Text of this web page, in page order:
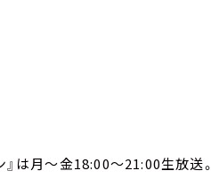
は月～金18:00～21:00生放送。